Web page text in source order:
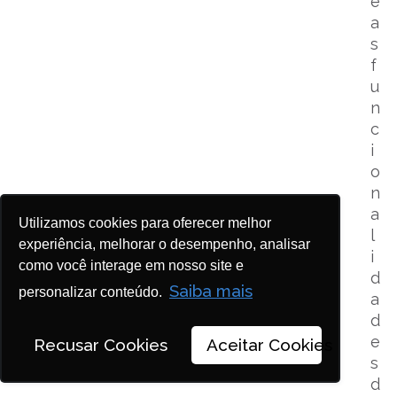
Utilizamos cookies para oferecer melhor
experiência, melhorar o desempenho, analisar
como você interage em nosso site e
personalizar conteúdo. Saiba mais
Recusar Cookies Aceitar Cookies
a
s
f
u
n
c
i
o
n
a
l
i
d
a
d
e
s
d